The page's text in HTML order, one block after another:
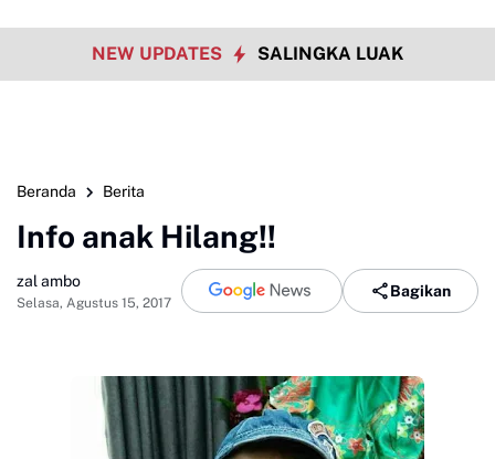
NEW UPDATES SALINGKA LUAK
Beranda Berita
Info anak Hilang!!
zal ambo
Selasa, Agustus 15, 2017
Bagikan